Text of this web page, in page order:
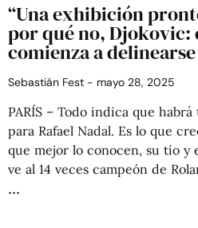
“Una exhibición
por qué no, Djokovic:
comienza a delinearse
Sebastián Fest mayo 28, 2025
PARÍS – Todo indica que
para Rafael Nadal. Es lo que
que mejor lo conocen, su tío y
ve al 14 veces campeón de